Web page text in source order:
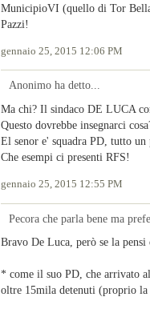
MunicipioVI (quello di Tor
Pazzi!
gennaio 25, 2015 12:06 PM
Anonimo ha detto...
Ma chi? Il sindaco DE LUCA
Questo dovrebbe insegnarci
El senor e' squadra PD, tutto un
Che esempi ci presenti RFS!
gennaio 25, 2015 12:55 PM
Pecora che parla bene ma
Bravo De Luca, però se la
* come il suo PD, che arrivato
oltre 15mila detenuti (proprio la